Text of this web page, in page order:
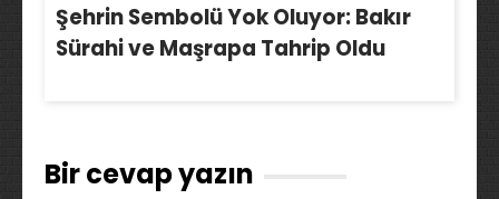
Şehrin Sembolü Yok Oluyor: Bakır
Sürahi ve Maşrapa Tahrip Oldu
Bir cevap yazın